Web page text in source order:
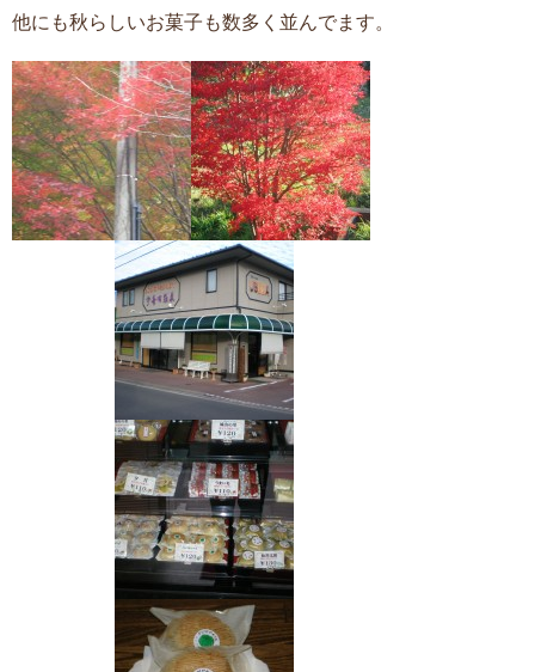
他にも秋らしいお菓子も数多く並んでます。